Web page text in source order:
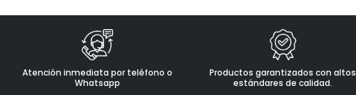
Atención inmediata por teléfono o
Whatsapp
Productos garantizados con altos
estándares de calidad.